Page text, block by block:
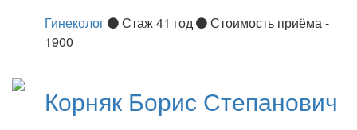
Гинеколог Стаж 41 год
Стоимость приёма -
1900
Корняк Борис Степанович